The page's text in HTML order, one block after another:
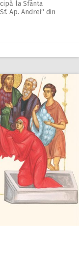
la Sfânta
Ap. Andrei“ din